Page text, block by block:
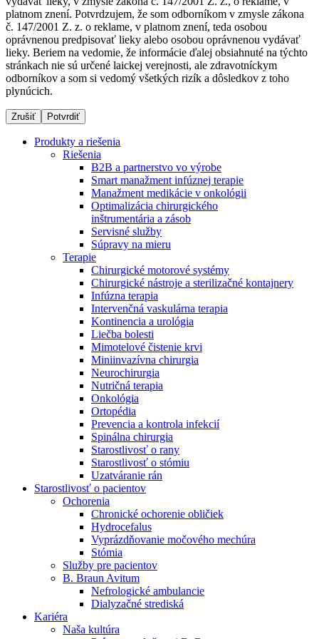
Produktový katalóg​
Objavte naše produkty. ​Navštívte produktový katalóg B.
Braun​ s našim kompletným produktovým portfóliom.​
Dialyzačné strediská
B. Braun Avitum poskytuje kvalitnú dialyzačnú starostlivosť
vo všetkých svojich strediskách na Slovensku. Viac
Nefrologické ambulancie
V nefrologických ambulanciách prevádzkujeme poradenstvo
a prípravu pacientov k jednotlivým metódam náhrady funkcie
obličiek. Zvoľte si mesto, ktoré potrebujete a navštívte nás.
Zostaňte v dialógu s B. Braun. Kontaktujte nás.
platnom znení. Potvrdzujem, že som odborníkom v zmysle zákona
č. 147/2001 Z. z. o reklame, v platnom znení, teda osobou
oprávnenou predpisovať lieky alebo osobou oprávnenou vydávať
lieky. Beriem na vedomie, že informácie ďalej obsiahnuté na týchto
stránkach nie sú určené laickej verejnosti, ale zdravotníckym
odborníkov a som si vedomý všetkých rizík a dôsledkov z toho
plynúcich.
Zrušiť Potvrdiť
Produkty a riešenia
Riešenia
B2B a partnerstvo vo výrobe
Smart manažment infúznej terapie
Manažment medikácie v onkológii
Optimalizácia chirurgického
inštrumentária a zásob
Servisné služby
Súpravy na mieru
Terapie
Chirurgické motorové systémy
Chirurgické nástroje a sterilizačné kontajnery
Infúzna terapia
Intervenčná vaskulárna terapia
Kontinencia a urológia
Liečba bolesti
Mimotelové čistenie krvi
Miniinvazívna chirurgia
Neurochirurgia
Nutričná terapia
Onkológia
Ortopédia
Prevencia a kontrola infekcií
Spinálna chirurgia
Starostlivosť o rany
Starostlivosť o stómiu
Uzatváranie rán
Starostlivosť o pacientov
Ochorenia
Chronické ochorenie obličiek
Hydrocefalus
Vyprázdňovanie močového mechúra
Stómia
Služby pre pacientov
B. Braun Avitum
Nefrologické ambulancie
Dialyzačné strediská
Kariéra
Naša kultúra